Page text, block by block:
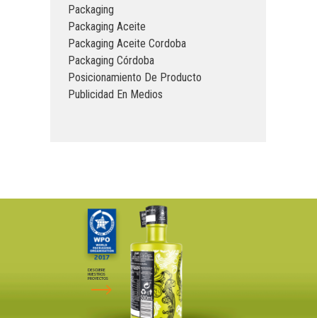
Packaging
Packaging Aceite
Packaging Aceite Cordoba
Packaging Córdoba
Posicionamiento De Producto
Publicidad En Medios
DESCUBRE
NUESTROS
PROYECTOS